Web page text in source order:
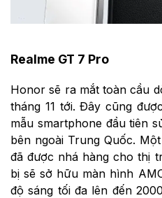
Realme GT 7 Pro
Honor sẽ ra mắt toàn cầu
tháng 11 tới. Đây cũng
mẫu smartphone đầu tiên
bên ngoài Trung Quốc.
đã được nhá hàng cho thị
bị sẽ sở hữu màn hình
độ sáng tối đa lên đến